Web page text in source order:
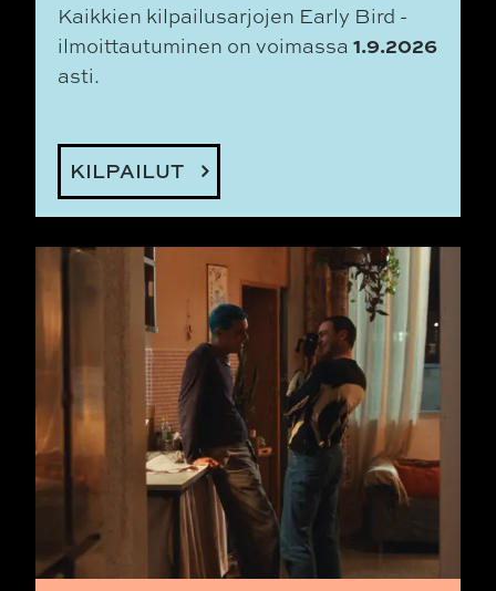
Kaikkien kilpailusarjojen Early Bird -
ilmoittautuminen on voimassa 1.9.2026
asti.
KILPAILUT